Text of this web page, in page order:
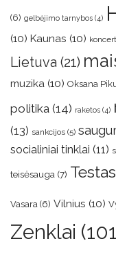
(6) gelbėjimo tarnybos (4)
(10) Kaunas (10)
Lietuva (21)
muzika (10) Oksana
politika (14) raketos (4)
(13) sankcijos (5)
socialiniai tinklai (11)
teisėsauga (7) Testas
Vasara (6) Vilnius (10)
Zenklai